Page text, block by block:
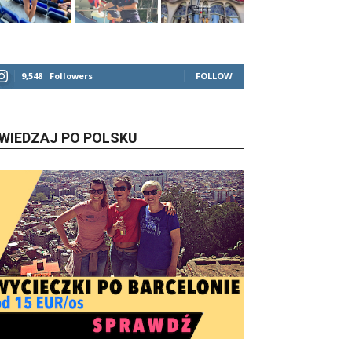
9,548 Followers FOLLOW
PO POLSKU